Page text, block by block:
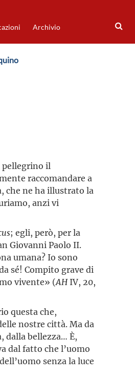
Archivio
pellegrino il
raccomandare a
che ne ha illustrato la
anzi vi
; egli, però, per la
Giovanni Paolo II.
umana? Io sono
sé! Compito grave di
vivente» (AHIV, 20,
questa che,
nostre città. Ma da
dalla bellezza… È,
dal fatto che l’uomo
senza la luce